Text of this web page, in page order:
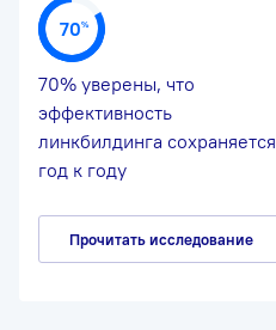
70%
70% уверены, что
эффективность
линкбилдинга сохраняется
год к году
Прочитать исследование